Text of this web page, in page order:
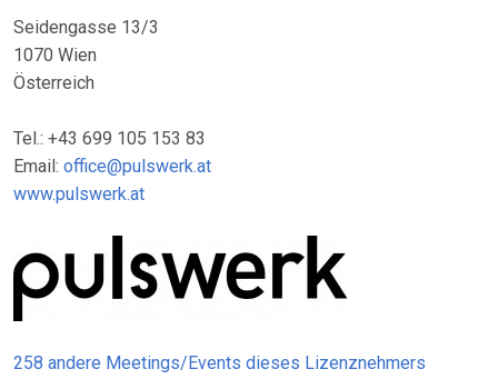
Seidengasse 13/3
1070 Wien
Österreich
Tel.: +43 699 105 153 83
Email: office@pulswerk.at
www.pulswerk.at
258 andere Meetings/Events dieses Lizenznehmers